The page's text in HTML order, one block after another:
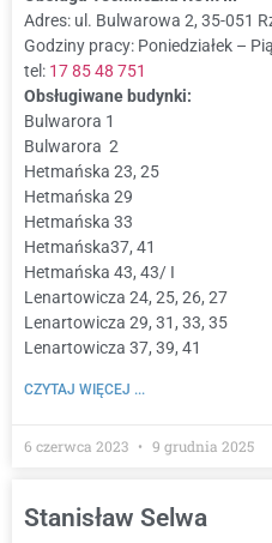
Adres: ul. Bulwarowa 2, 35-051
Godziny pracy: Poniedziałek –
tel: 17 85 48 751
Obsługiwane budynki:
Bulwarora 1
Bulwarora 2
Hetmańska 23, 25
Hetmańska 29
Hetmańska 33
Hetmańska37, 41
Hetmańska 43, 43/ I
Lenartowicza 24, 25, 26, 27
Lenartowicza 29, 31, 33, 35
Lenartowicza 37, 39, 41
CZYTAJ WIĘCEJ ...
6 czerwca 2023 9 grudnia 2025
Stanisław Selwa